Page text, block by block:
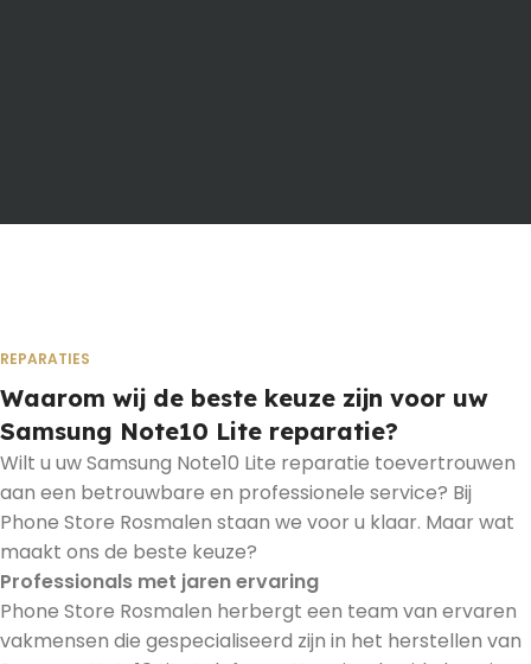
REPARATIES
Waarom wij de beste keuze zijn voor uw
Samsung Note10 Lite reparatie?
Wilt u uw Samsung Note10 Lite reparatie toevertrouwen
aan een betrouwbare en professionele service? Bij
Phone Store Rosmalen staan we voor u klaar. Maar wat
maakt ons de beste keuze?
Professionals met jaren ervaring
Phone Store Rosmalen herbergt een team van ervaren
vakmensen die gespecialiseerd zijn in het herstellen van